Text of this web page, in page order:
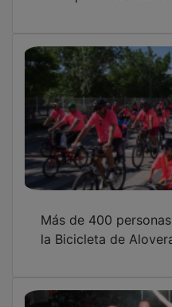
la Bicicleta de Alovera